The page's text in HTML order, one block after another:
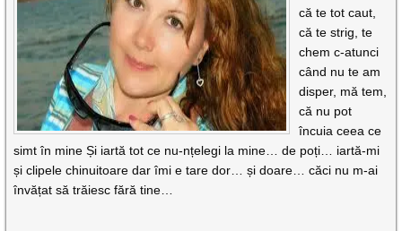
că te tot caut,
că te strig, te
chem c-atunci
când nu te am
disper, mă tem,
că nu pot
încuia ceea ce
simt în mine Și iartă tot ce nu-nțelegi la mine… de poți… iartă-mi
și clipele chinuitoare dar îmi e tare dor… și doare… căci nu m-ai
învățat să trăiesc fără tine…